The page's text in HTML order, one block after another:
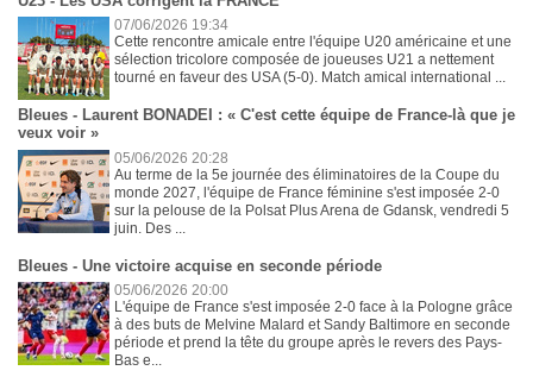
07/06/2026 19:34
Cette rencontre amicale entre l'équipe U20 américaine et une
sélection tricolore composée de joueuses U21 a nettement
tourné en faveur des USA (5-0). Match amical international ...
Bleues - Laurent BONADEI : « C'est cette équipe de France-là que je
veux voir »
05/06/2026 20:28
Au terme de la 5e journée des éliminatoires de la Coupe du
monde 2027, l'équipe de France féminine s'est imposée 2-0
sur la pelouse de la Polsat Plus Arena de Gdansk, vendredi 5
juin. Des ...
Bleues - Une victoire acquise en seconde période
05/06/2026 20:00
L'équipe de France s'est imposée 2-0 face à la Pologne grâce
à des buts de Melvine Malard et Sandy Baltimore en seconde
période et prend la tête du groupe après le revers des Pays-
Bas e...